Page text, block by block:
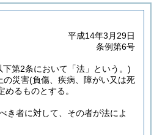
平成14年3月29日
条例第6号
第2条において「法」という。)
の災害(負傷、疾病、障がい又は死
るものとする。
き者に対して、その者が法によ